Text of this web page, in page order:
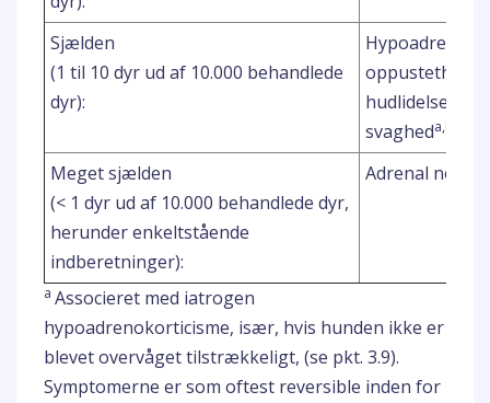
Sjælden
(1 til 10 dyr ud af 10.000 behandlede
dyr):
oppustethed
hudlidelser
svagheda,b
Meget sjælden
(< 1 dyr ud af 10.000 behandlede dyr,
herunder enkeltstående
indberetninger):
Adrenal
a Associeret med iatrogen
hypoadrenokorticisme, især, hvis hunden ikke er
blevet overvåget tilstrækkeligt, (se pkt. 3.9).
Symptomerne er som oftest reversible inden for